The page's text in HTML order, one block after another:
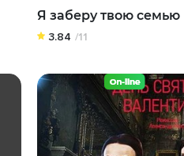
Я заберу твою семью
3.84 /11